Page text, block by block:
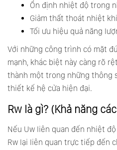
Ổn định nhiệt độ trong
Giảm thất thoát nhiệt
Tối ưu hiệu quả năng
Với những công trình có mặt
mạnh, khác biệt này càng rõ
thành một trong những thông
thiết kế hệ cửa hiện đại.
Rw là gì? (Khả năng
Nếu Uw liên quan đến nhiệt
Rw lại liên quan trực tiếp đến